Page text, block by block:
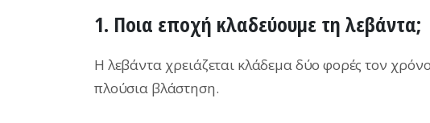
1. Ποια εποχή κλαδεύουμε τη λεβάντα;
Η λεβάντα χρειάζεται κλάδεμα δύο φορές τον
πλούσια βλάστηση.